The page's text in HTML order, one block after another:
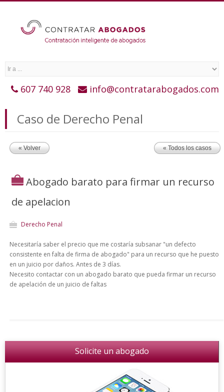
607 740 928 info@contratarabogados.com
Caso de Derecho Penal
« Volver « Todos los casos
Abogado barato para firmar un recurso
de apelacion
Derecho Penal
Necesitaría saber el precio que me costaría subsanar "un defecto
consistente en falta de firma de abogado" para un recurso que he puesto
en un juicio por daños. Antes de 3 días.
Necesito contactar con un abogado barato que pueda firmar un recurso
de apelación de un juicio de faltas
Solicite un abogado